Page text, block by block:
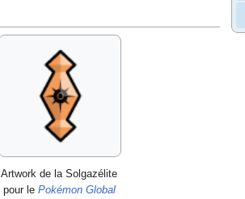
Artwork de la Solgazélite
pour le Pokémon Global